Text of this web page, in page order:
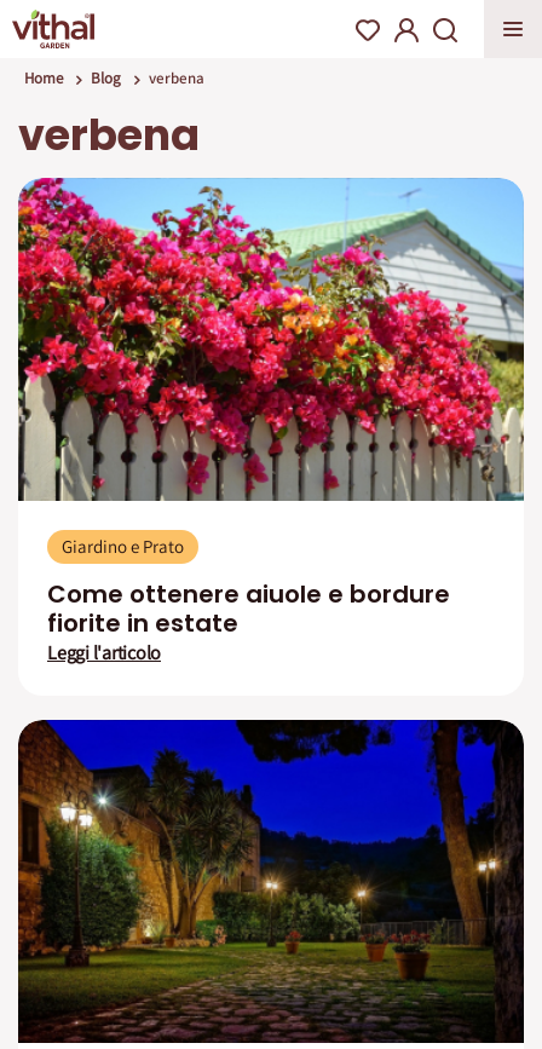
Home Blog verbena
verbena
Giardino e Prato
Come ottenere aiuole e bordure
fiorite in estate
Leggi l'articolo